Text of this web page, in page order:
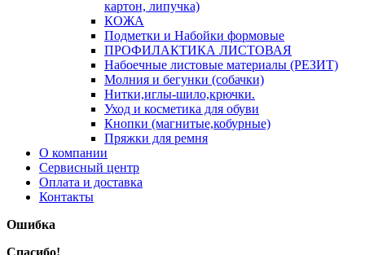
картон, липучка)
КОЖА
Подметки и Набойки формовые
ПРОФИЛАКТИКА ЛИСТОВАЯ
Набоечные листовые материалы (РЕЗИТ)
Молния и бегунки (собачки)
Нитки,иглы-шило,крючки.
Уход и косметика для обуви
Кнопки (магнитые,кобурные)
Пряжки для ремня
О компании
Сервисный центр
Оплата и доставка
Контакты
Ошибка